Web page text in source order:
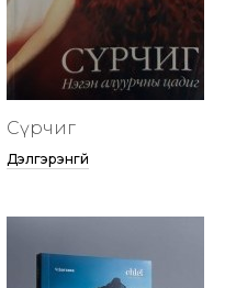
Сүрчиг
Дэлгэрэнгүй